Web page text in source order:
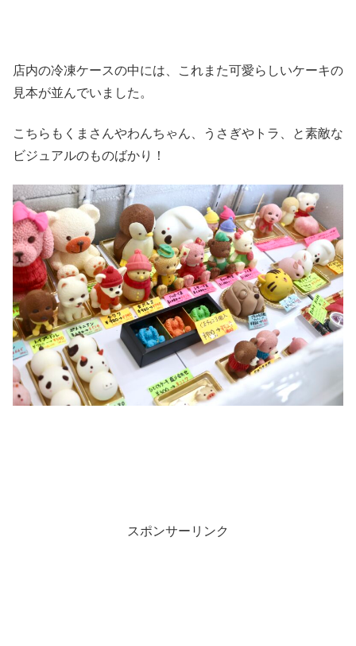
店内の冷凍ケースの中には、これまた可愛らしいケーキの
見本が並んでいました。
こちらもくまさんやわんちゃん、うさぎやトラ、と素敵な
ビジュアルのものばかり！
スポンサーリンク